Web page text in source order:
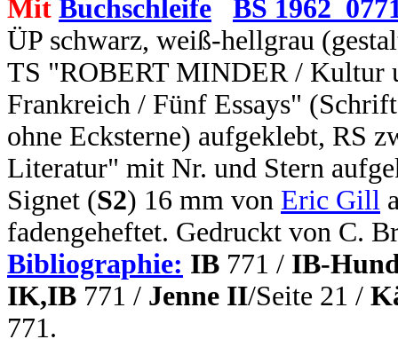
Mit Buchschleife
BS
ÜP schwarz, weiß-hellgrau
TS "ROBERT MINDER / Kultur
Frankreich / Fünf Essays"
ohne Ecksterne) aufgeklebt, RS
Literatur" mit Nr. und Stern
Signet (S2) 16 mm von Eric Gill
fadengeheftet. Gedruckt von C.
Bibliographie: IB 771 / IB-
IK,IB 771 / Jenne II/Seite 21 /
771.